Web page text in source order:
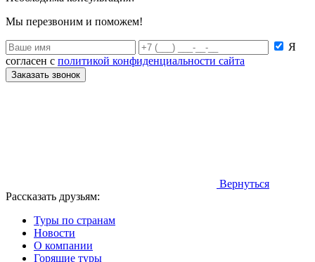
Мы перезвоним и поможем!
Я
согласен с политикой конфиденциальности сайта
Заказать звонок
Вернуться
Рассказать друзьям:
Туры по странам
Новости
О компании
Горящие туры